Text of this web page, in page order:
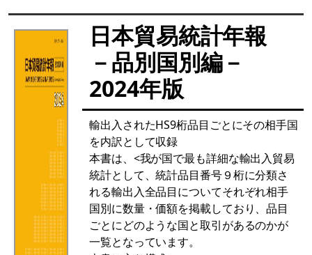
日本貿易統計年報
－品別国別編－
2024年版
輸出入されたHS9桁品目ごとにその相手国
を内訳として収録
本書は、<我が国で最も詳細な輸出入貿易
統計として、統計品目番号９桁に分類さ
れる輸出入全品目についてそれぞれ相手
国別に数量・価額を掲載しており、品目
ごとにどのような国と取引があるのかが
一覧となっています。